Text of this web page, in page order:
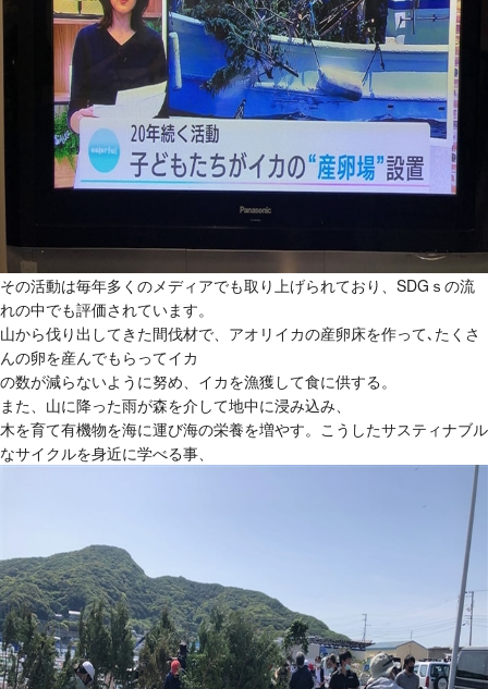
その活動は毎年多くのメディアでも取り上げられており、SDGｓの流
れの中でも評価されています。
山から伐り出してきた間伐材で、アオリイカの産卵床を作って､たくさ
んの卵を産んでもらってイカ
の数が減らないように努め、イカを漁獲して食に供する。
また、山に降った雨が森を介して地中に浸み込み、
木を育て有機物を海に運び海の栄養を増やす。こうしたサスティナブル
なサイクルを身近に学べる事、